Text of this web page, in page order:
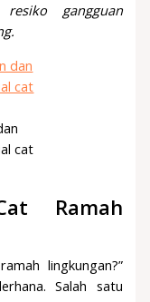
gangguan
cat
Ramah
lingkungan?”
Salah satu